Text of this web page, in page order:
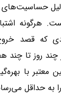
هرگونه
که قصد
چند روز تا چند
معتبر با
به حداقل